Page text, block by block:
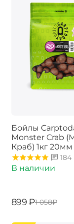
Бойлы
Monster Crab
Краб) 1кг 20мм
184
В наличии
‍899‍ ₽‍1 058‍₽